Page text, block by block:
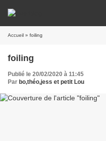
Accueil » foiling
foiling
Publié le 20/02/2020 à 11:45
Par bo,théo,jess et petit Lou